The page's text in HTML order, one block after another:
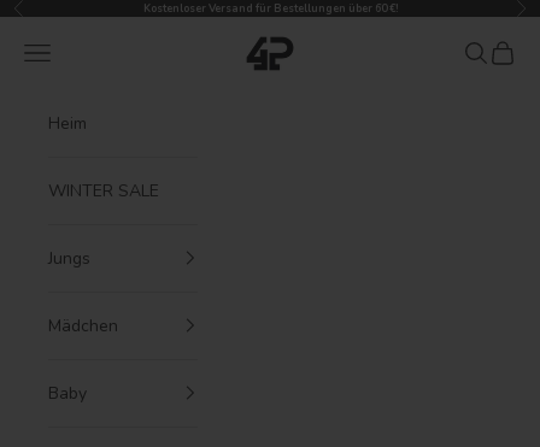
Zum Inhalt springen
Zurück Kostenloser Versand für Bestellungen über 60 €! Vor
4President
Menü Suchen
Heim
WINTER SALE
Jungs
Mädchen
Baby